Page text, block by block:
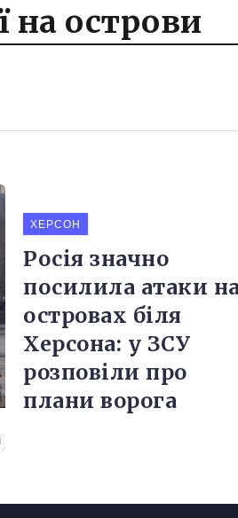
на острови
ХЕРСОН
Росія значно
посилила атаки
островах біля
Херсона: у ЗСУ
розповіли про
плани ворога